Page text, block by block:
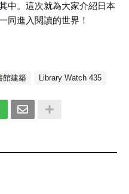
中。這次就為大家介紹日本
同進入閱讀的世界！
館建築 Library Watch 435